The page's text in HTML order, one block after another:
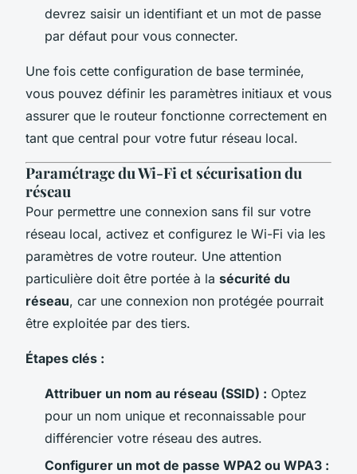
devrez saisir un identifiant et un mot de passe
par défaut pour vous connecter.
Une fois cette configuration de base terminée,
vous pouvez définir les paramètres initiaux et vous
assurer que le routeur fonctionne correctement en
tant que central pour votre futur réseau local.
Paramétrage du Wi-Fi et sécurisation du
réseau
Pour permettre une connexion sans fil sur votre
réseau local, activez et configurez le Wi-Fi via les
paramètres de votre routeur. Une attention
particulière doit être portée à la sécurité du
réseau, car une connexion non protégée pourrait
être exploitée par des tiers.
Étapes clés :
Attribuer un nom au réseau (SSID) : Optez
pour un nom unique et reconnaissable pour
différencier votre réseau des autres.
Configurer un mot de passe WPA2 ou WPA3 :